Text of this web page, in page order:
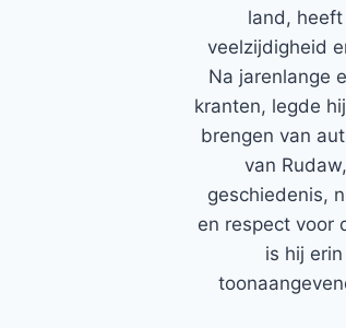
land,
veelzijdigheid
Na jarenlange
kranten, legde
brengen van
van
geschiedenis,
en respect voor
is hij